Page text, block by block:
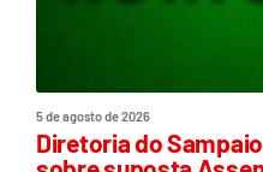
5 de agosto de 2026
Diretoria do